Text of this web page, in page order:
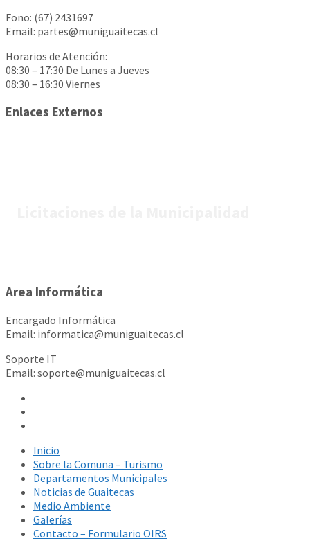
Fono: (67) 2431697
Email: partes@muniguaitecas.cl
Horarios de Atención:
08:30 – 17:30 De Lunes a Jueves
08:30 – 16:30 Viernes
Enlaces Externos
Area Informática
Encargado Informática
Email: informatica@muniguaitecas.cl
Soporte IT
Email: soporte@muniguaitecas.cl
Inicio
Sobre la Comuna – Turismo
Departamentos Municipales
Noticias de Guaitecas
Medio Ambiente
Galerías
Contacto – Formulario OIRS